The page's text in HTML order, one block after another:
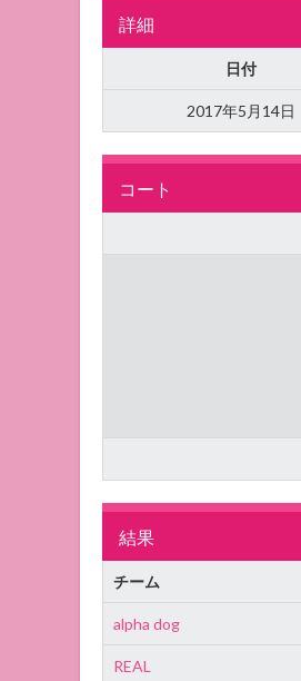
詳細
日付
2017年5月14日
コート
結果
チーム
alpha dog
REAL